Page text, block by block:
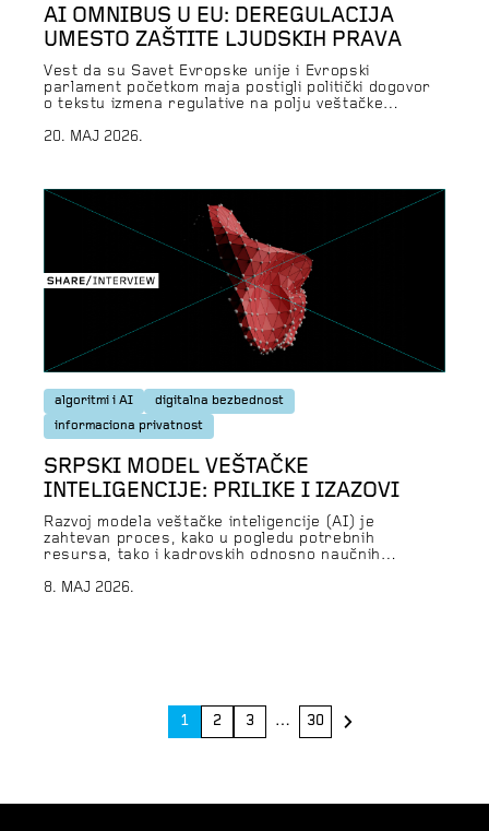
AI OMNIBUS U EU: DEREGULACIJA
UMESTO ZAŠTITE LJUDSKIH PRAVA
Vest da su Savet Evropske unije i Evropski
parlament početkom maja postigli politički dogovor
o tekstu izmena regulative na polju veštačke
tehnološkoj industriji. Evropska agenda
će u značajnoj meri izmeniti Aktu o veštačkoj
inteligenciji (AI […]
20. MAJ 2026.
algoritmi i AI
digitalna bezbednost
informaciona privatnost
SRPSKI MODEL VEŠTAČKE
INTELIGENCIJE: PRILIKE I IZAZOVI
Razvoj modela veštačke inteligencije (AI) je
zahtevan proces, kako u pogledu potrebnih
resursa, tako i kadrovskih odnosno naučnih
„maternjem“ jeziku, što je u eri dominacije globalnih
8. MAJ 2026.
1 2 3 … 30 >